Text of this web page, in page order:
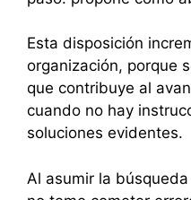
Esta disposición
organización, porque
que contribuye al
cuando no hay
soluciones evidentes.
Al asumir la